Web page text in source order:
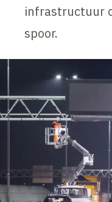
infrastructuur
spoor.